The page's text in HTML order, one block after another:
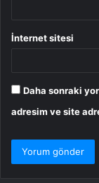
İnternet sitesi
Daha sonraki
adresim ve site